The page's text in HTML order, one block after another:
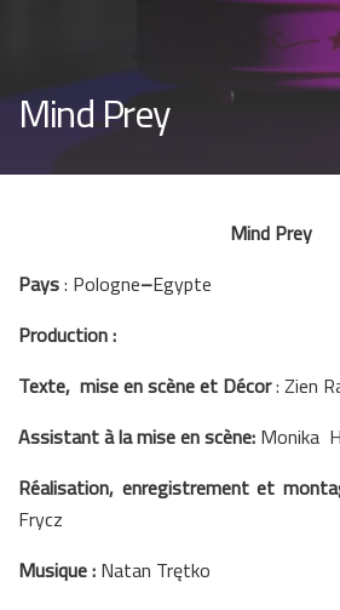
Mind Prey
Mind Prey
Pays: Pologne–Egypte
Production :
Texte, mise en scène et Décor: Zien
Assistant à la mise en scène:Monika
Réalisation, enregistrement et
Frycz
Musique :Natan Trętko